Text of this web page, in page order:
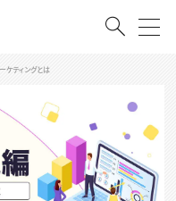
会員登録
ケティングとは